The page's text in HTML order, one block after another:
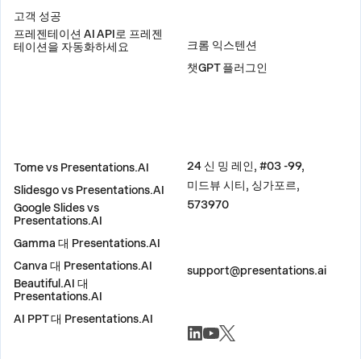
고객 성공
프레젠테이션 AI API로 프레젠
테이션을 자동화하세요
크롬 익스텐션
챗GPT 플러그인
Tome vs Presentations.AI
Slidesgo vs Presentations.AI
Google Slides vs
Presentations.AI
Gamma 대 Presentations.AI
Canva 대 Presentations.AI
Beautiful.AI 대
Presentations.AI
AI PPT 대 Presentations.AI
24 신 밍 레인, #03 -99,
미드뷰 시티, 싱가포르,
573970
support@presentations.ai